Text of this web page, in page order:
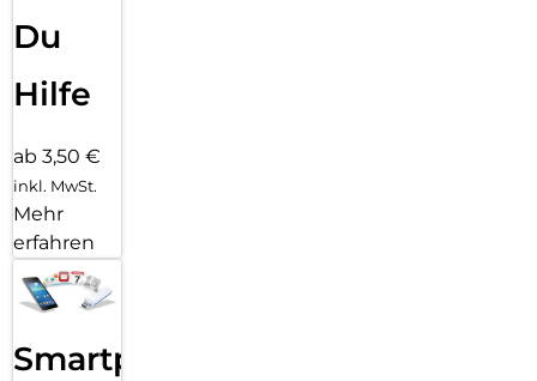
Du
Hilfe
ab 3,50 €
inkl. MwSt.
Mehr
erfahren
Smartphone